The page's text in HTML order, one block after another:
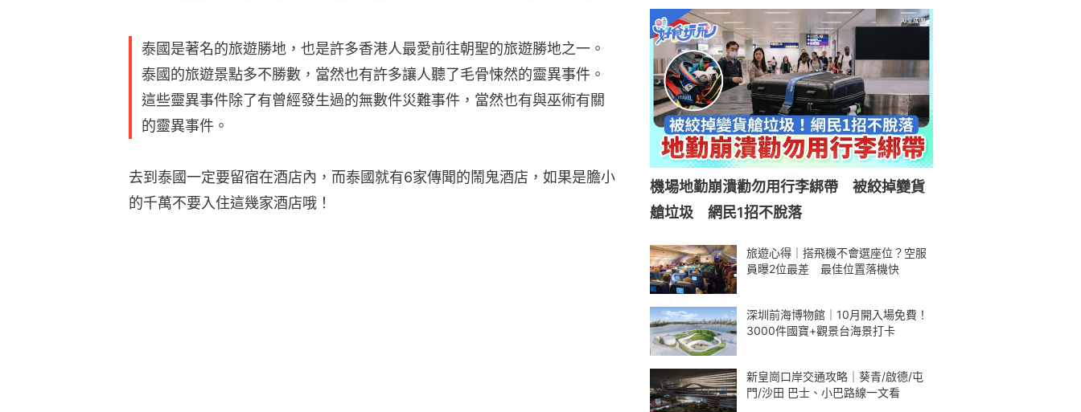
泰國是著名的旅遊勝地，也是許多香港人最愛前往朝聖的旅遊勝地之一。
泰國的旅遊景點多不勝數，當然也有許多讓人聽了毛骨悚然的靈異事件。
這些靈異事件除了有曾經發生過的無數件災難事件，當然也有與巫術有關
的靈異事件。
去到泰國一定要留宿在酒店內，而泰國就有6家傳聞的鬧鬼酒店，如果是膽小
的千萬不要入住這幾家酒店哦！
機場地勤崩潰勸勿用行李綁帶 被絞掉變貨
艙垃圾 網民1招不脫落
旅遊心得｜搭飛機不會選座位？空服
員曝2位最差 最佳位置落機快
深圳前海博物館｜10月開入場免費！
3000件國寶+觀景台海景打卡
新皇崗口岸交通攻略｜葵青/啟德/屯
門/沙田 巴士、小巴路線一文看